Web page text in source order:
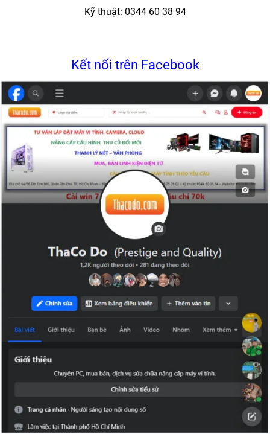
Kỹ thuật: 0344 60 38 94
Kết nối trên Facebook